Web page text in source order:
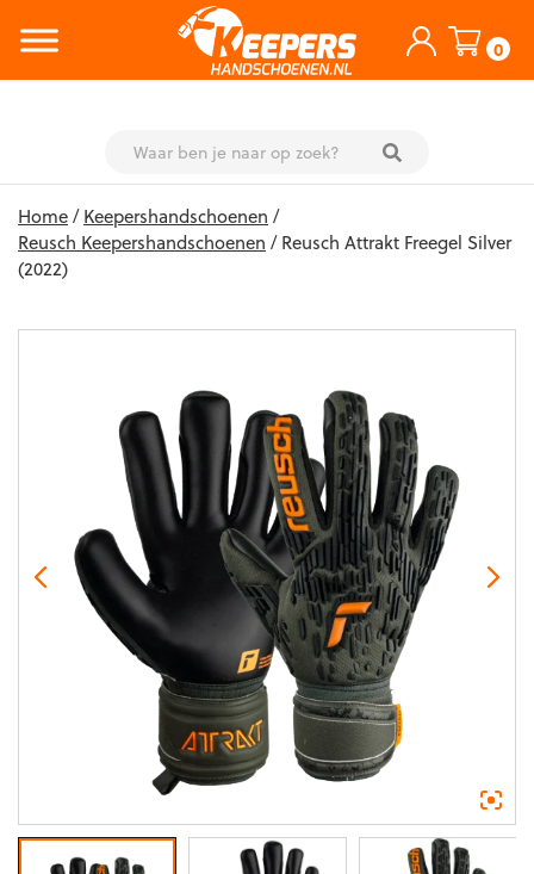
0
content
Home/Keepershandschoenen /
Reusch Keepershandschoenen / Reusch Attrakt Freegel Silver
(2022)